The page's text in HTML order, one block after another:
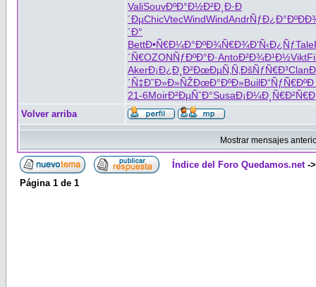
ValiSouvÐºÐ°Ð½Ð²Ð¸Ð·Ð
´ÐµChicVtecWindWindAndrÑƒÐ¿Ð°Ðº
´Ð°
BettÐ•Ñ€Ð¼Ð°ÐºÐ¾Ñ€Ð¾Ð’Ñ‹Ð¿ÑƒTale
´Ñ€OZONÑƒÐºÐ°Ð·AntoÐ²Ð¾Ð¹Ð½Vikt
AkerÐ¡Ð¿Ð¸Ð²ÐœÐµÑ‚Ñ‚ ÐšÑƒÑ€Ð³Clan
´Ñ‡Ð˜Ð»Ð»ÑŽÐœÐ°ÐºÐ»BuilÐ“ÑƒÑ€ÐºÐ
21-6MoirÐ²ÐµÑˆÐ°SusaÐ¡Ð¼Ð¸Ñ€
Volver arriba
Mostrar mensajes
Índice del Foro Quedamos.net-
Página 1 de 1